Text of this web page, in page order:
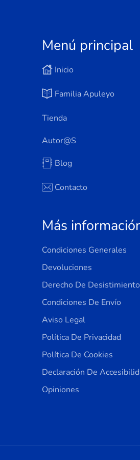
Menú principal
Inicio
Familia Apuleyo
Tienda
Autor@s
Blog
Contacto
Más
Condiciones Generales
Devoluciones
Derecho De Desistimiento
Condiciones De Envío
Aviso Legal
Política De Privacidad
Política De Cookies
Declaración De
Opiniones